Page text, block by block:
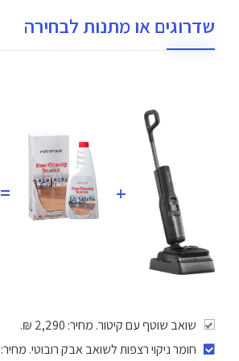
שדרוגים או מתנות לבחירה
+
=
שואב שוטף עם קיטור. מחיר: 2,290 ₪.
חומר ניקוי רצפות לשואב אבק רובוטי. מחיר: 65 ₪ (במקום 69 ₪).